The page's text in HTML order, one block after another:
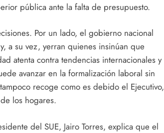
pública ante la falta de presupuesto.
Por un lado, el gobierno nacional
a su vez, yerran quienes insinúan que
atenta contra tendencias internacionales y
avanzar en la formalización laboral sin
recoge como es debido el Ejecutivo,
los hogares.
del SUE, Jairo Torres, explica que el